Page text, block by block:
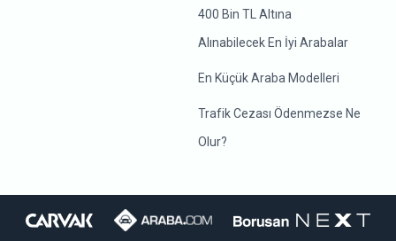
400 Bin TL Altına
Alınabilecek En İyi Arabalar
En Küçük Araba Modelleri
Trafik Cezası Ödenmezse Ne
Olur?